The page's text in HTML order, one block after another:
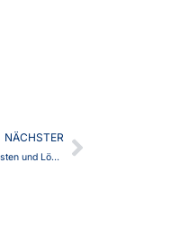
NÄCHSTER
Einen verstopften Duschablauf reparieren: Ein Leitfaden zu Kosten und Lösungen